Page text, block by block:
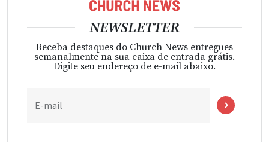
NEWSLETTER
Receba destaques do Church News entregues
semanalmente na sua caixa de entrada grátis.
Digite seu endereço de e-mail abaixo.
E-mail